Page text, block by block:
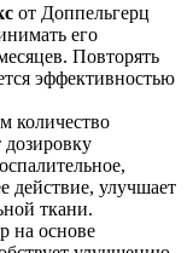
от Доппельгерц
его
Повторять
эффективностью
количество
действие, улучшает
ткани.
на основе